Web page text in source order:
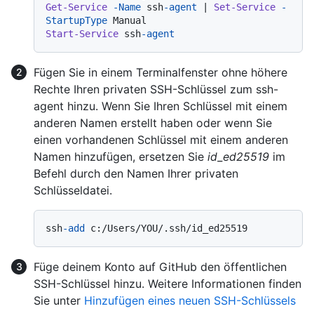
Get-Service
-Name ssh-agent | Set-Service
-
StartupType
Start-Service ssh-agent
Fügen Sie in einem Terminalfenster ohne höhere
Rechte Ihren privaten SSH-Schlüssel zum ssh-
agent hinzu. Wenn Sie Ihren Schlüssel mit einem
anderen Namen erstellt haben oder wenn Sie
einen vorhandenen Schlüssel mit einem anderen
Namen hinzufügen, ersetzen Sie id_ed25519 im
Befehl durch den Namen Ihrer privaten
Schlüsseldatei.
ssh-add
Füge deinem Konto auf GitHub den öffentlichen
SSH-Schlüssel hinzu. Weitere Informationen finden
Sie unter Hinzufügen eines neuen SSH-Schlüssels